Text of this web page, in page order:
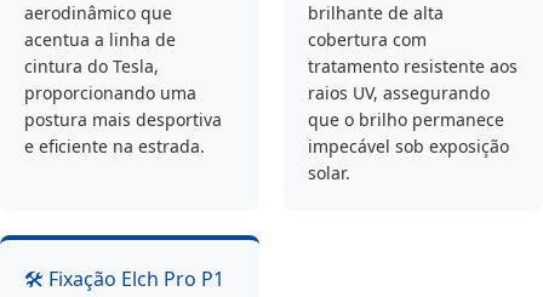
aerodinâmico que
acentua a linha de
cintura do Tesla,
proporcionando uma
postura mais desportiva
e eficiente na estrada.
brilhante de alta
cobertura com
tratamento resistente aos
raios UV, assegurando
que o brilho permanece
impecável sob exposição
solar.
🛠️ Fixação Elch Pro P1